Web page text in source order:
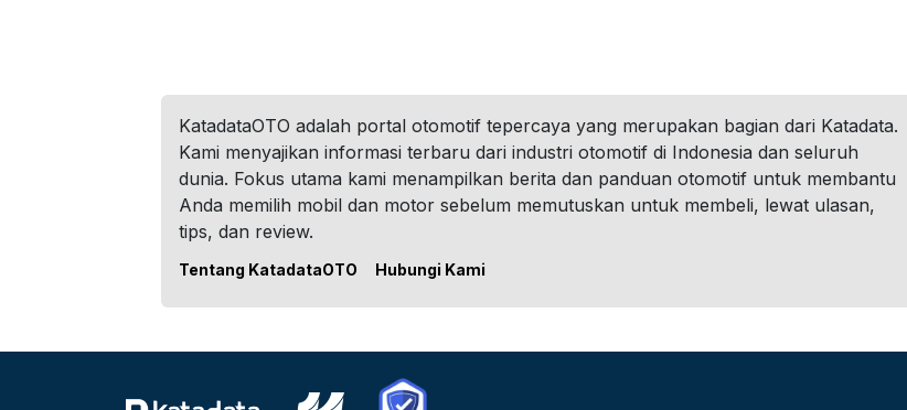
KatadataOTO adalah portal otomotif tepercaya yang merupakan bagian dari Katadata.
Kami menyajikan informasi terbaru dari industri otomotif di Indonesia dan seluruh
dunia. Fokus utama kami menampilkan berita dan panduan otomotif untuk membantu
Anda memilih mobil dan motor sebelum memutuskan untuk membeli, lewat ulasan,
tips, dan review.
Tentang KatadataOTO Hubungi Kami